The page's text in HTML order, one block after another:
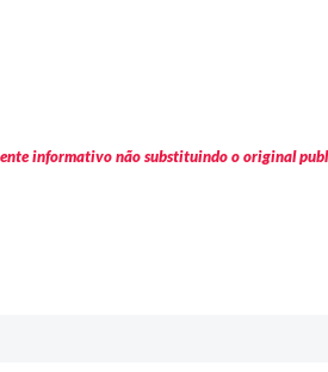
informativo não substituindo o original